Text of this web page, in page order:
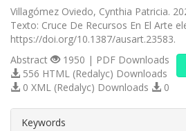
Villagómez Oviedo, Cynthia Patricia.
Texto: Cruce De Recursos En El Arte
https://doi.org/10.1387/ausart.23583.
Abstract
1950 | PDF Downloads
556 HTML (Redalyc) Downloads
0 XML (Redalyc) Downloads
0
Keywords